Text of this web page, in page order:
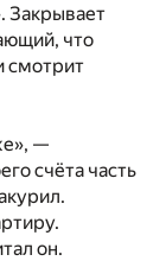
Закрывает
что
смотрит
—
счёта часть
он.